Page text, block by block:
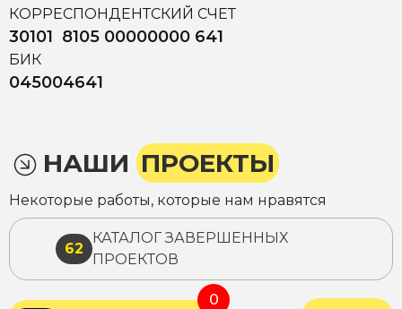
КОРРЕСПОНДЕНТСКИЙ СЧЕТ
30101 8105 00000000 641
БИК
045004641
НАШИ ПРОЕКТЫ
Некоторые работы, которые нам нравятся
62
КАТАЛОГ ЗАВЕРШЕННЫХ
ПРОЕКТОВ
0